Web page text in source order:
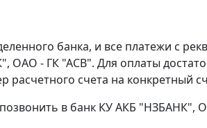
банка, и все платежи с
ОАО - ГК "АСВ". Для оплаты
счета на конкретный
в банк КУ АКБ "НЗБАНК",